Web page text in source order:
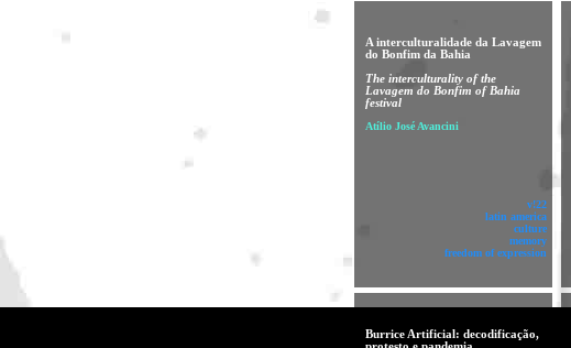
A interculturalidade da Lavagem
do Bonfim da Bahia
The interculturality of the
Lavagem do Bonfim of Bahia
festival
Atílio José Avancini
v!22
latin america
culture
memory
freedom of expression
Burrice Artificial: decodificação,